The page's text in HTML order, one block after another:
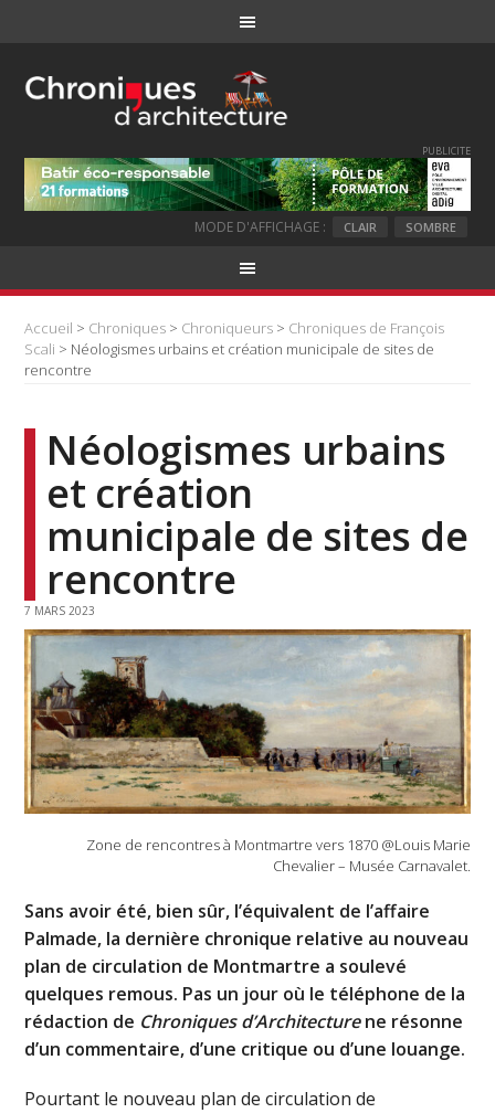
PUBLICITE
MODE D'AFFICHAGE : CLAIR SOMBRE
Accueil > Chroniques > Chroniqueurs > Chroniques de François
Scali > Néologismes urbains et création municipale de sites de
rencontre
Néologismes urbains
et création
municipale de sites de
rencontre
7 MARS 2023
Zone de rencontres à Montmartre vers 1870 @Louis Marie
Chevalier – Musée Carnavalet.
Sans avoir été, bien sûr, l’équivalent de l’affaire
Palmade, la dernière chronique relative au nouveau
plan de circulation de Montmartre a soulevé
quelques remous. Pas un jour où le téléphone de la
rédaction de Chroniques d’Architecturene résonne
d’un commentaire, d’une critique ou d’une louange.
Pourtant le nouveau plan de circulation de